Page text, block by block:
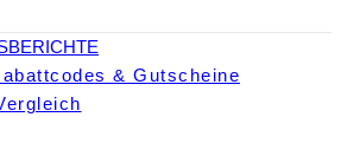
& Gutscheine